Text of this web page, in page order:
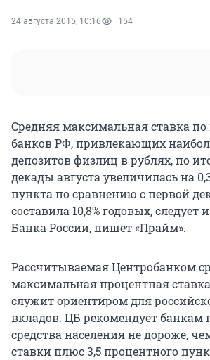
24 августа 2015, 10:16 154
Средняя максимальная ставка
банков РФ, привлекающих
депозитов физлиц в рублях, по
декады августа увеличилась на
пункта по сравнению с первой
составила 10,8% годовых, следует
Банка России, пишет «Прайм».
Рассчитываемая Центробанком
максимальная процентная
служит ориентиром для
вкладов. ЦБ рекомендует банкам
средства населения не дороже,
ставки плюс 3,5 процентного